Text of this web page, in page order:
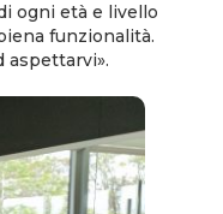
ogni età e livello
funzionalità.
aspettarvi».